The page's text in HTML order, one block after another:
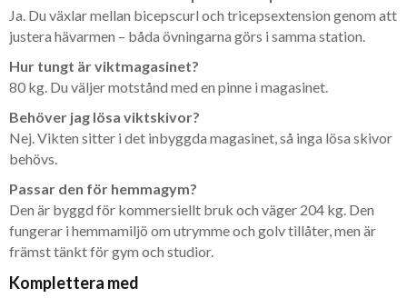
Ja. Du växlar mellan bicepscurl och tricepsextension genom att
justera hävarmen – båda övningarna görs i samma station.
Hur tungt är viktmagasinet?
80 kg. Du väljer motstånd med en pinne i magasinet.
Behöver jag lösa viktskivor?
Nej. Vikten sitter i det inbyggda magasinet, så inga lösa skivor
behövs.
Passar den för hemmagym?
Den är byggd för kommersiellt bruk och väger 204 kg. Den
fungerar i hemmamiljö om utrymme och golv tillåter, men är
främst tänkt för gym och studior.
Komplettera med